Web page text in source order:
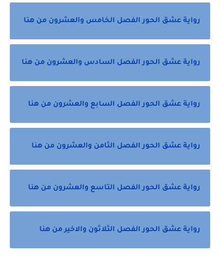
رواية عشق الحور الفصل الخامس والعشرون من هنا
رواية عشق الحور الفصل السادس والعشرون من هنا
رواية عشق الحور الفصل السابع والعشرون من هنا
رواية عشق الحور الفصل الثامن والعشرون من هنا
رواية عشق الحور الفصل التاسع والعشرون من هنا
رواية عشق الحور الفصل الثلاثون والاخير من هنا